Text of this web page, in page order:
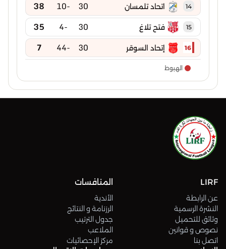
14 اتحاد تلمسان 30
-10
38
15 فتح تلاغ 30
-4
35
16 إتحاد السوقر 30
-44
7
الهبوط
LIRF
عن الرابطة
النشرة الرسمية
وثائق للتحميل
نصوص و قوانين
اتصل بنا
المنافسات
الأندية
الرزنامة و النتائج
جدول الترتيب
الملاعب
مركز الإحصائيات